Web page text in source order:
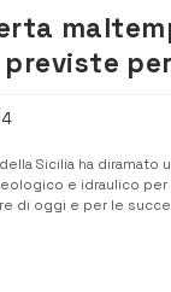
per
Sicilia ha diramato
e idraulico per
di oggi e per le
burrasca, provenienti